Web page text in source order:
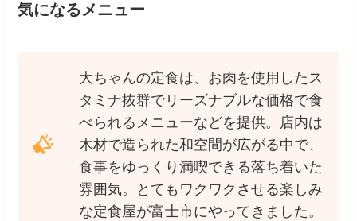
気になるメニュー
大ちゃんの定食は、お肉を使用したス
タミナ抜群でリーズナブルな価格で食
べられるメニューなどを提供。店内は
木材で造られた和空間が広がる中で、
食事をゆっくり満喫できる落ち着いた
雰囲気。とてもワクワクさせる楽しみ
な定食屋が富士市にやってきました。